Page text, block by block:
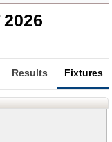
2026
Results Fixtures